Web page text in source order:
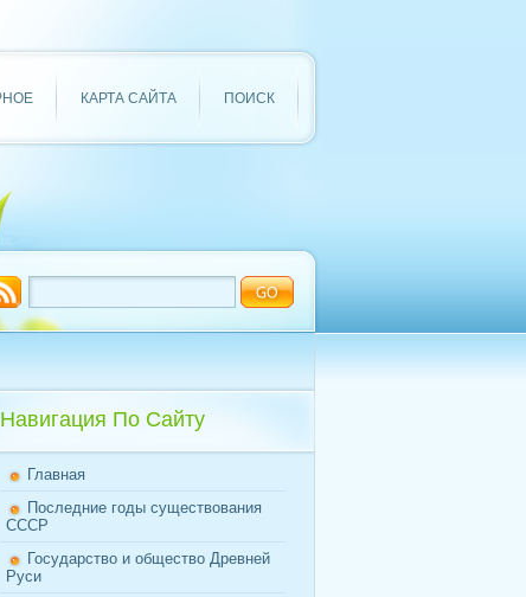
КАРТА САЙТА ПОИСК
Навигация По Сайту
Главная
Последние годы существования
СССР
Государство и общество Древней
Руси